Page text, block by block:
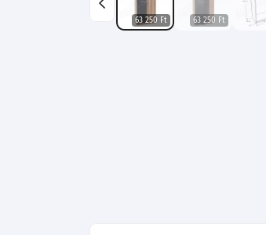
63 250 Ft 63 250 Ft